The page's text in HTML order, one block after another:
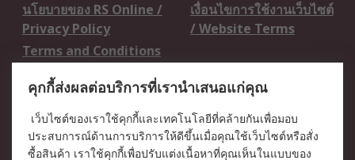
นโยบายของ RS Online /
Privacy Policy
เงื่อนไขการใช้งานเว็บไซต์
/ Website Terms
Terms and Conditions
เกี่ยวกับ RS / About RS
RS ทั่วโลก / RS
ข่าวประชาสัมพันธ์ / Press
คุกกี้ส่งผลต่อบริการที่เรานำเสนอแก่คุณ
เว็บไซต์ของเราใช้คุกกี้และเทคโนโลยีที่คล้ายกันเพื่อมอบ
ประสบการณ์ด้านการบริการให้ดีขึ้นเมื่อคุณใช้เว็บไซต์หรือสั่ง
ซื้อสินค้า เราใช้คุกกี้เพื่อปรับแต่งเนื้อหาที่คุณเห็นในแบบของ